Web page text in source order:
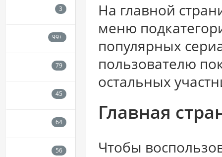
На главной
меню
популярных
пользователю
остальных
Главная
Чтобы